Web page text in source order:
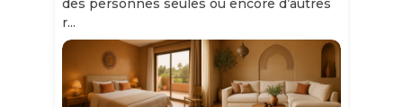
des personnes seules ou encore d’autres
r...
Slide 1 of 11